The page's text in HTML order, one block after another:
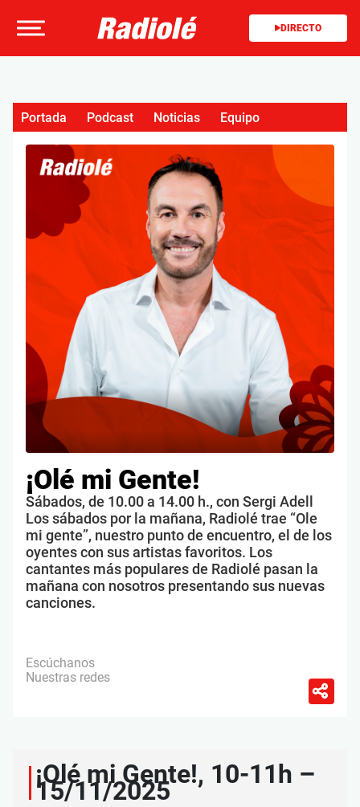
DIRECTO
¡Olé mi Gente!
Sábados, de 10.00 a 14.00 h., con Sergi Adell
Los sábados por la mañana, Radiolé trae “Ole
mi gente”, nuestro punto de encuentro, el de los
oyentes con sus artistas favoritos. Los
cantantes más populares de Radiolé pasan la
mañana con nosotros presentando sus nuevas
canciones.
Escúchanos
Nuestras redes
Portada Podcast Noticias Equipo
¡Olé mi Gente!, 10-11h –
15/11/2025